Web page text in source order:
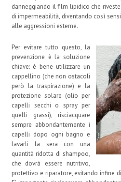
danneggiando il film lipidico che
di impermeabilità, diventando così
alle aggressioni esterne.
Per evitare tutto questo, la
prevenzione è la soluzione
chiave: è bene utilizzare un
cappellino (che non ostacoli
però la traspirazione) e la
protezione solare (olio per
capelli secchi o spray per
quelli grassi), risciacquare
sempre abbondantemente i
capelli dopo ogni bagno e
lavarli la sera con una
quantità ridotta di shampoo,
che dovrà essere nutritivo,
protettivo e riparatore, evitando infine